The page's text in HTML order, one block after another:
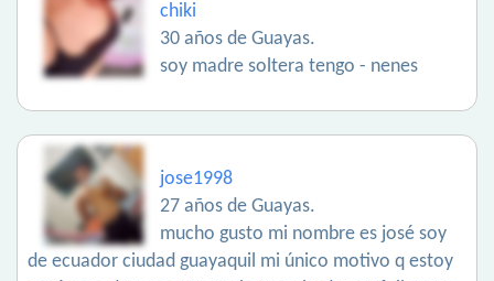
chiki
30 años de Guayas.
soy madre soltera tengo - nenes
jose1998
27 años de Guayas.
mucho gusto mi nombre es josé soy
de ecuador ciudad guayaquil mi único motivo q estoy